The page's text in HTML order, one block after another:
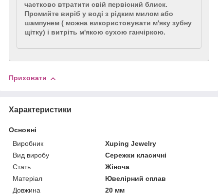
частково втратити свій первісний блиск.
Промийте виріб у воді з рідким милом або
шампунем ( можна використовувати м'яку зубну
щітку) і витріть м'якою сухою ганчіркою.
Приховати
Характеристики
Основні
Виробник
Xuping Jewelry
Вид виробу
Сережки класичні
Стать
Жіноча
Матеріал
Ювелірний сплав
Довжина
20 мм